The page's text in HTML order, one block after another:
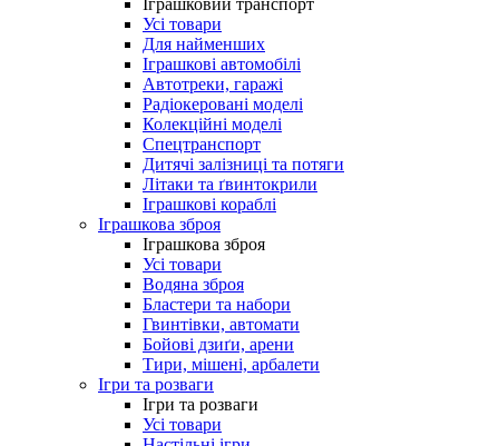
Іграшковий транспорт
Усі товари
Для найменших
Іграшкові автомобілі
Автотреки, гаражі
Радіокеровані моделі
Колекційні моделі
Спецтранспорт
Дитячі залізниці та потяги
Літаки та ґвинтокрили
Іграшкові кораблі
Іграшкова зброя
Іграшкова зброя
Усі товари
Водяна зброя
Бластери та набори
Гвинтівки, автомати
Бойові дзиґи, арени
Тири, мішені, арбалети
Ігри та розваги
Ігри та розваги
Усі товари